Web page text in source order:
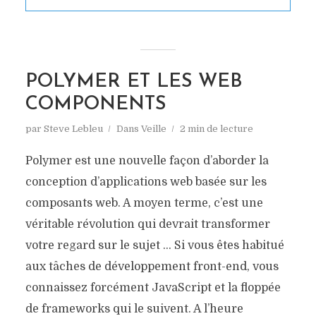
POLYMER ET LES WEB
COMPONENTS
par Steve Lebleu Dans Veille 2 min de lecture
Polymer est une nouvelle façon d’aborder la
conception d’applications web basée sur les
composants web. A moyen terme, c’est une
véritable révolution qui devrait transformer
votre regard sur le sujet … Si vous êtes habitué
aux tâches de développement front-end, vous
connaissez forcément JavaScript et la floppée
de frameworks qui le suivent. A l’heure